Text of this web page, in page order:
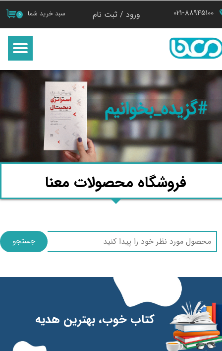
021-88945100 ۰ سبد خرید شما ورود / ثبت نام
تغییر گذر واژه
سفارشات
خروج از حساب کاربری
فروشگاه محصولات معنا
جستجو
​​کتاب خوب، بهترین هدیه